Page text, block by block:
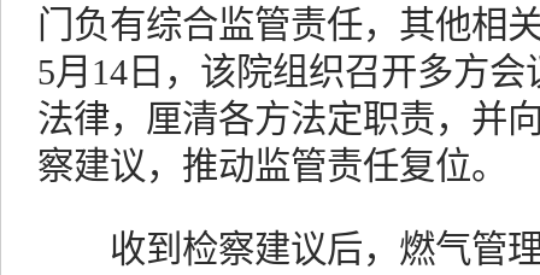
门负有综合监管责任，其他相
5月14日，该院组织召开多方
法律，厘清各方法定职责，并
察建议，推动监管责任复位。
收到检察建议后，燃气管理